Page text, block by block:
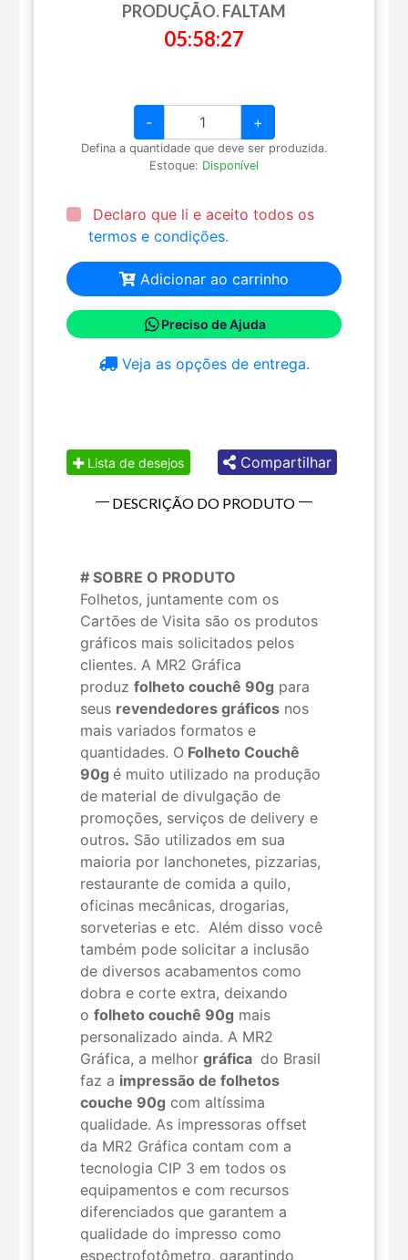
PRODUÇÃO. FALTAM
05:58:26
- +
Defina a quantidade que deve ser produzida.
Estoque: Disponível
Declaro que li e aceito todos os
termos e condições.
Adicionar ao carrinho
Preciso de Ajuda
Veja as opções de entrega.
Lista de desejos Compartilhar
DESCRIÇÃO DO PRODUTO
# SOBRE O PRODUTO
Folhetos, juntamente com os
Cartões de Visita são os produtos
gráficos mais solicitados pelos
clientes. A MR2 Gráfica
produzfolheto couchê 90g para
seus revendedores gráficos nos
mais variados formatos e
quantidades. O Folheto Couchê
90g é muito utilizado na produção
de material de divulgação de
promoções, serviços de delivery e
outros. São utilizados em sua
maioria por lanchonetes, pizzarias,
restaurante de comida a quilo,
oficinas mecânicas, drogarias,
sorveterias e etc. Além disso você
também pode solicitar a inclusão
de diversos acabamentos como
dobra e corte extra, deixando
ofolheto couchê 90g mais
personalizado ainda. A MR2
Gráfica, a melhorgráfica do Brasil
faz a impressão de folhetos
couche 90g com altíssima
qualidade. As impressoras offset
da MR2 Gráfica contam com a
tecnologia CIP 3 em todos os
equipamentos e com recursos
diferenciados que garantem a
qualidade do impresso como
espectrofotômetro, garantindo